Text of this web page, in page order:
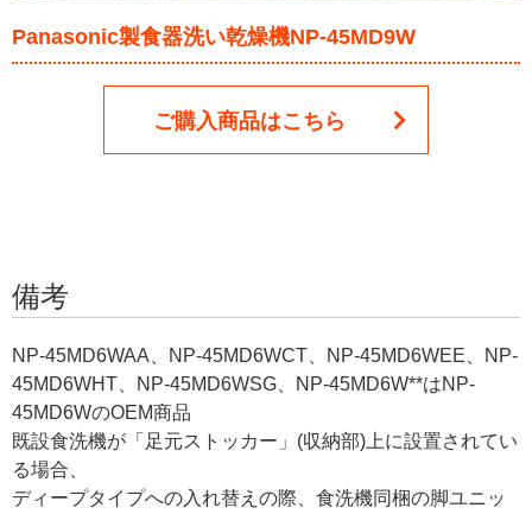
Panasonic製食器洗い乾燥機NP-45MD9W
ご購入商品はこちら
備考
NP-45MD6WAA、NP-45MD6WCT、NP-45MD6WEE、NP-
45MD6WHT、NP-45MD6WSG、NP-45MD6W**はNP-
45MD6WのOEM商品
既設食洗機が「足元ストッカー」(収納部)上に設置されてい
る場合、
ディープタイプへの入れ替えの際、食洗機同梱の脚ユニッ